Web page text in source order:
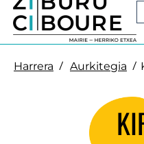
Harrera Aurkitegia